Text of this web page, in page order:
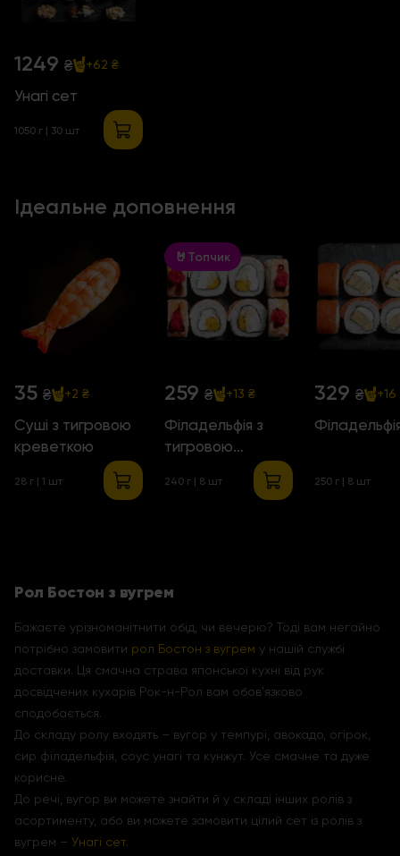
1249 ₴ +62 ₴
Унагі сет
1050 г | 30 шт
Ідеальне доповнення
35 ₴ +2 ₴
Суші з тигровою
креветкою
28 г | 1 шт
🤘Топчик
259 ₴ +13 ₴
Філадельфія з
тигровою
манго
240 г | 8 шт
329 ₴ +16
250 г | 8 шт
Рол Бостон з вугрем
Бажаєте урізноманітнити обід, чи вечерю? Тоді вам негайно
потрібно замовити рол Бостон з вугрем у нашій службі
доставки. Ця смачна страва японської кухні від рук
досвідчених кухарів Рок-н-Рол вам обов'язково
сподобається.
До складу ролу входять – вугор у темпурі, авокадо, огірок,
сир філадельфія, соус унагі та кунжут. Усе смачне та дуже
корисне.
До речі, вугор ви можете знайти й у складі інших ролів з
асортименту, або ви можете замовити цілий сет із ролів з
вугрем – Унагі сет.